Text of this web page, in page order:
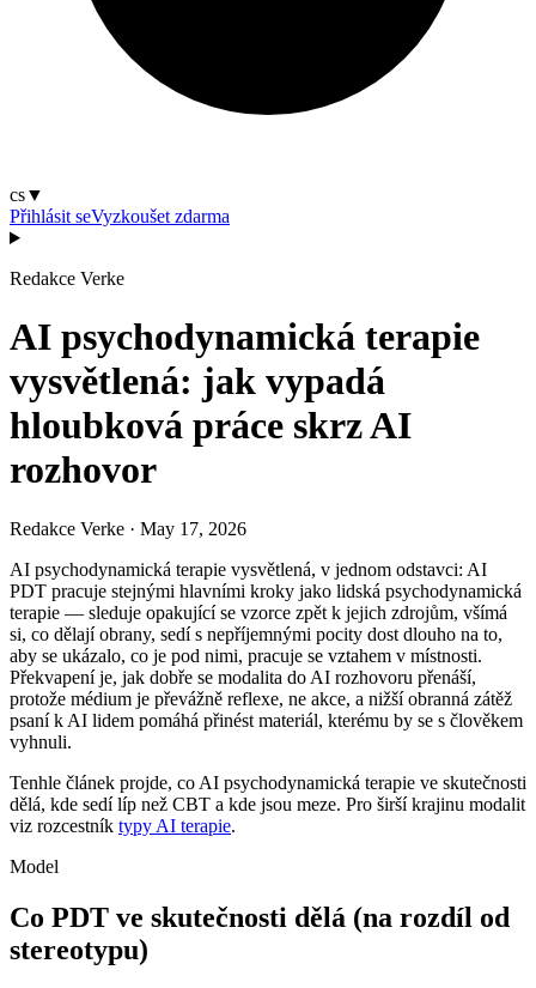
cs▼
Přihlásit seVyzkoušet zdarma
Redakce Verke
AI psychodynamická terapie
vysvětlená: jak vypadá
hloubková práce skrz AI
rozhovor
Redakce Verke · May 17, 2026
AI psychodynamická terapie vysvětlená, v jednom odstavci: AI
PDT pracuje stejnými hlavními kroky jako lidská psychodynamická
terapie — sleduje opakující se vzorce zpět k jejich zdrojům, všímá
si, co dělají obrany, sedí s nepříjemnými pocity dost dlouho na to,
aby se ukázalo, co je pod nimi, pracuje se vztahem v místnosti.
Překvapení je, jak dobře se modalita do AI rozhovoru přenáší,
protože médium je převážně reflexe, ne akce, a nižší obranná zátěž
psaní k AI lidem pomáhá přinést materiál, kterému by se s člověkem
vyhnuli.
Tenhle článek projde, co AI psychodynamická terapie ve skutečnosti
dělá, kde sedí líp než CBT a kde jsou meze. Pro širší krajinu modalit
viz rozcestník typy AI terapie.
Model
Co PDT ve skutečnosti dělá (na rozdíl od
stereotypu)